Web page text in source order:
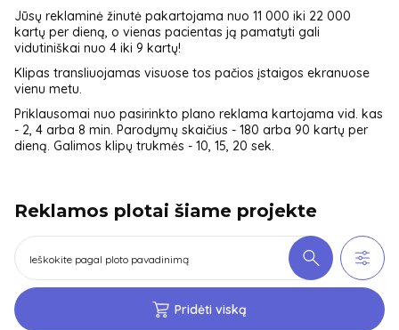
Jūsų reklaminė žinutė pakartojama nuo 11 000 iki 22 000
kartų per dieną, o vienas pacientas ją pamatyti gali
vidutiniškai nuo 4 iki 9 kartų!
Klipas transliuojamas visuose tos pačios įstaigos ekranuose
vienu metu.
Priklausomai nuo pasirinkto plano reklama kartojama vid. kas
- 2, 4 arba 8 min. Parodymų skaičius - 180 arba 90 kartų per
dieną. Galimos klipų trukmės - 10, 15, 20 sek.
Reklamos plotai šiame projekte
Pridėti viską